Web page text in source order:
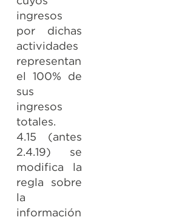
ingresos
por dichas
actividades
representan
el 100% de
sus
ingresos
totales.
4.15 (antes
2.4.19) se
modifica la
regla sobre
la
información